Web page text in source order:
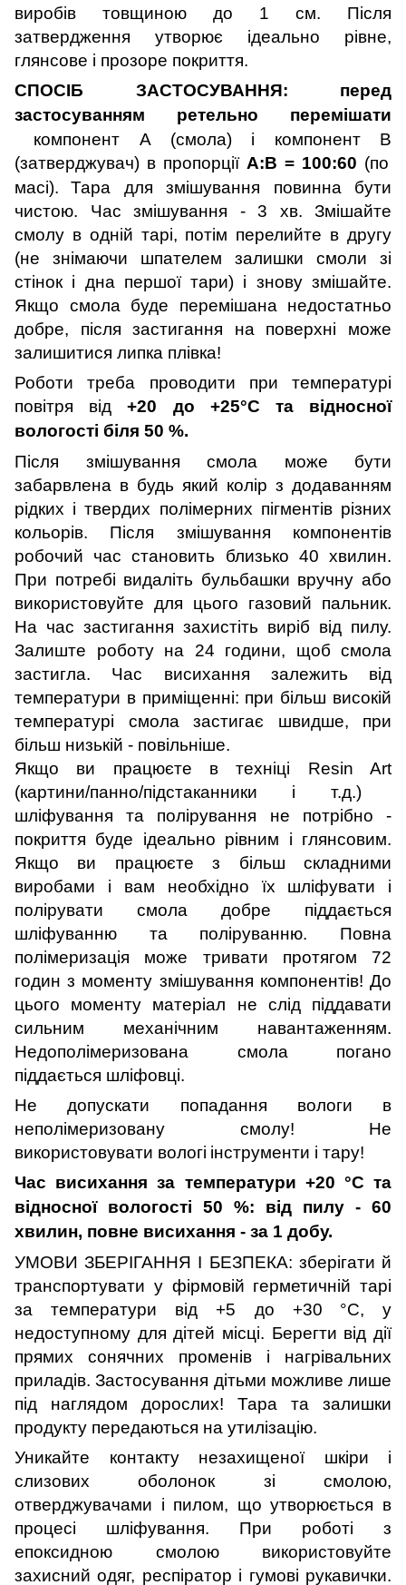
виробів товщиною до 1 см. Після
затвердження утворює ідеально рівне,
глянсове і прозоре покриття.
СПОСІБ ЗАСТОСУВАННЯ: перед
застосуванням ретельно перемішати
компонент А (смола) і компонент B
(затверджувач) в пропорції A:B = 100:60 (по
масі).
Тара для змішування повинна бути
чистою. Час змішування - 3 хв. Змішайте
смолу в одній тарі, потім перелийте в другу
(не знімаючи шпателем залишки смоли зі
стінок і дна першої тари) і знову змішайте.
Якщо смола буде перемішана недостатньо
добре, після застигання на поверхні може
залишитися липка плівка!
Роботи треба проводити при температурі
повітря від+20 до +25°С та відносної
вологості біля 50 %.
Після змішування смола може бути
забарвлена ​​в будь який колір з додаванням
рідких і твердих полімерних пігментів різних
кольорів. Після змішування компонентів
робочий час становить близько 40 хвилин.
При потребі видаліть бульбашки вручну або
використовуйте для цього газовий пальник.
На час застигання захистіть виріб від пилу.
Залиште роботу на 24 години, щоб смола
застигла. Час висихання залежить від
температури в приміщенні: при більш високій
температурі смола застигає швидше, при
більш низькій - повільніше.
Якщо ви працюєте в техніці Resin
Art
(картини/панно/підстаканники і т.д.)
шліфування та полірування не потрібно -
покриття буде ідеально рівним і глянсовим.
Якщо ви працюєте з більш складними
виробами і вам необхідно їх
шліфувати і
полірувати смола добре піддається
шліфуванню та поліруванню. Повна
полімеризація може тривати протягом 72
годин з моменту змішування компонентів! До
цього моменту матеріал не слід піддавати
сильним механічним навантаженням.
Недополімеризована смола погано
піддається шліфовці.
Не допускати попадання вологи в
неполімеризовану смолу! Не
використовувати вологі інструменти і тару!
Час висихання за температури +20 °С та
відносної вологості 50 %: від пилу - 60
хвилин, повне висихання - за 1 добу.
УМОВИ ЗБЕРІГАННЯ І БЕЗПЕКА: зберігати й
транспортувати у фірмовій герметичній тарі
за температури від +5 до +30
°С, у
недоступному для дітей місці. Берегти від дії
прямих сонячних променів і нагрівальних
приладів. Застосування дітьми можливе лише
під наглядом дорослих! Тара та залишки
продукту передаються на утилізацію.
Уникайте контакту незахищеної шкіри і
слизових оболонок зі смолою,
отверджувачами і пилом, що утворюється в
процесі шліфування. При роботі з
епоксидною смолою використовуйте
захисний одяг, респіратор і гумові рукавички.